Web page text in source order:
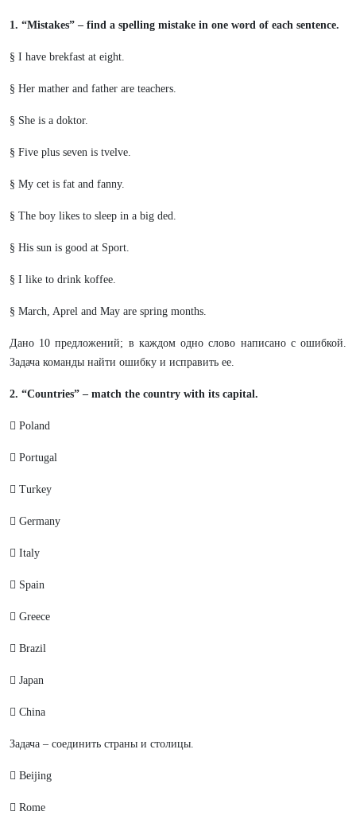
1. “Mistakes” – find a spelling mistake in one word of each sentence.
§ I have brekfast at eight.
§ Her mather and father are teachers.
§ She is a doktor.
§ Five plus seven is tvelve.
§ My cet is fat and fanny.
§ The boy likes to sleep in a big ded.
§ His sun is good at Sport.
§ I like to drink koffee.
§ March, Aprel and May are spring months.
Дано 10 предложений; в каждом одно слово написано с ошибкой.
Задача команды найти ошибку и исправить ее.
2. “Countries” – match the country with its capital.
 Poland
 Portugal
 Turkey
 Germany
 Italy
 Spain
 Greece
 Brazil
 Japan
 China
Задача – соединить страны и столицы.
 Beijing
 Rome